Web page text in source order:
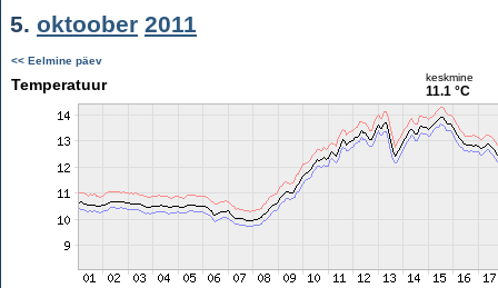
5. oktoober 2011
<< Eelmine päev
Temperatuur keskmine
11.1 °C